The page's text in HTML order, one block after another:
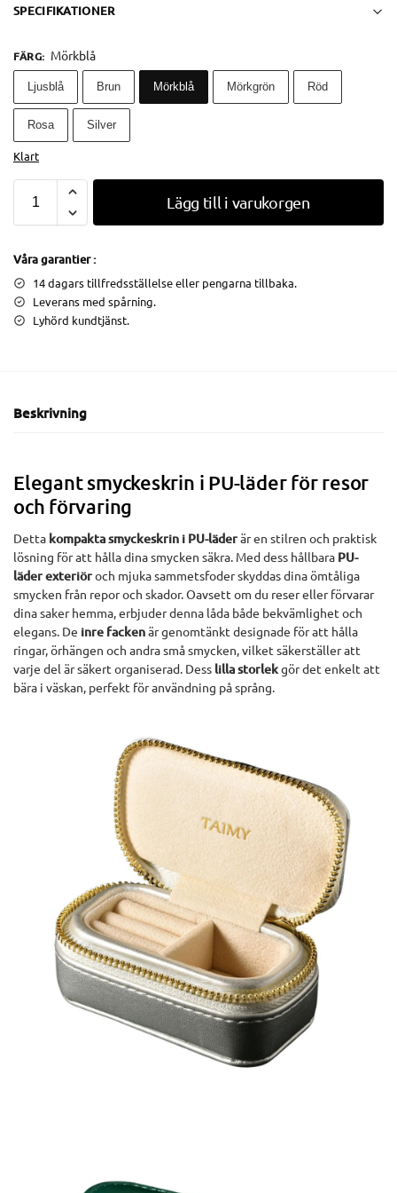
SPECIFIKATIONER
FÄRG: Mörkblå
Ljusblå Brun Mörkblå Mörkgrön Röd
Rosa Silver
Klart
Lägg till i varukorgen
Våra garantier :
14 dagars tillfredsställelse eller pengarna tillbaka.
Leverans med spårning.
Lyhörd kundtjänst.
Beskrivning
Elegant smyckeskrin i PU-läder för resor
och förvaring
Detta kompakta smyckeskrin i PU-läderär en stilren och praktisk
lösning för att hålla dina smycken säkra. Med dess hållbara PU-
läder exteriöroch mjuka sammetsfoder skyddas dina ömtåliga
smycken från repor och skador. Oavsett om du reser eller förvarar
dina saker hemma, erbjuder denna låda både bekvämlighet och
elegans. De inre fackenär genomtänkt designade för att hålla
ringar, örhängen och andra små smycken, vilket säkerställer att
varje del är säkert organiserad. Dess lilla storlekgör det enkelt att
bära i väskan, perfekt för användning på språng.